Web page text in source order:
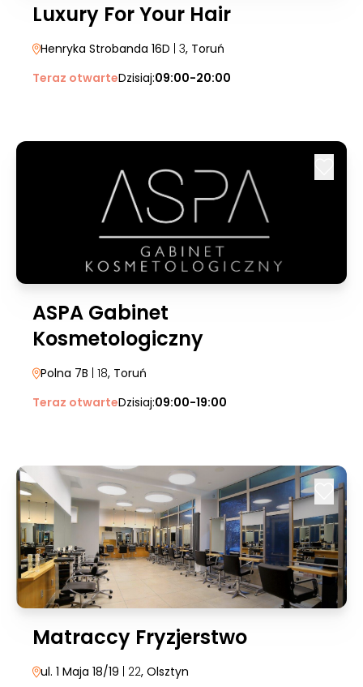
Luxury For Your Hair
Henryka Strobanda 16D | 3, Toruń
Teraz otwarteDzisiaj:09:00-20:00
ASPA Gabinet
Kosmetologiczny
Polna 7B | 18, Toruń
Teraz otwarteDzisiaj:09:00-19:00
Matraccy Fryzjerstwo
ul. 1 Maja 18/19 | 22, Olsztyn